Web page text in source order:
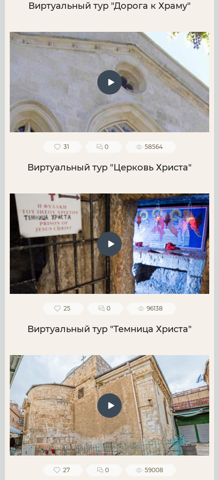
Виртуальный тур "Дорога к Храму"
31 0 58564
Виртуальный тур "Церковь Христа"
25 0 96138
Виртуальный тур "Темница Христа"
27 0 59008